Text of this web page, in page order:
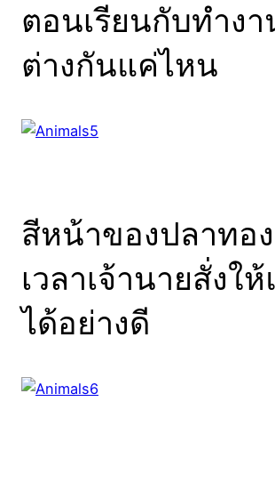
ตอนเรียนกับทำง
ต่างกันแค่ไหน
สีหน้าของปลาทอ
เวลาเจ้านายสั่งใ
ได้อย่างดี